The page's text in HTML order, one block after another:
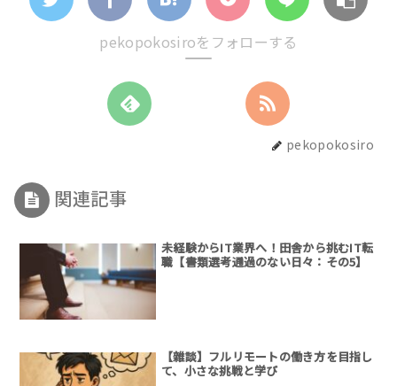
pekopokosiroをフォローする
pekopokosiro
関連記事
未経験からIT業界へ！田舎から挑むIT転
職【書類選考通過のない日々：その5】
【雜談】フルリモートの働き方を目指し
て、小さな挑戦と学び